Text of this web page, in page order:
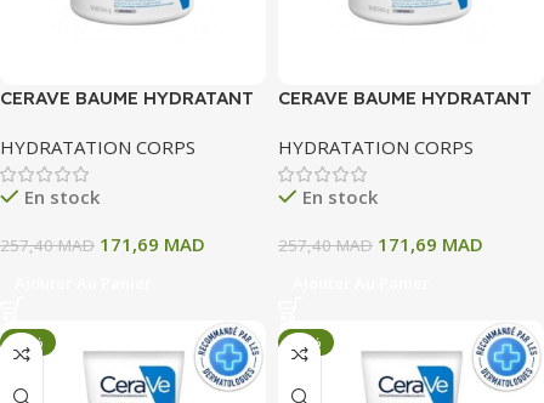
CERAVE BAUME HYDRATANT
HYDRATATION CORPS
En stock
257,40MAD 171,69 MAD
CERAVE BAUME HYDRATANT
HYDRATATION CORPS
En stock
257,40MAD 171,69 MAD
-33% -33%